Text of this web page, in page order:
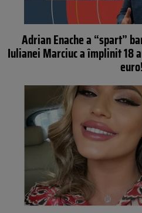
Adrian Enache a “spart”
Iulianei Marciuc a împlinit 18